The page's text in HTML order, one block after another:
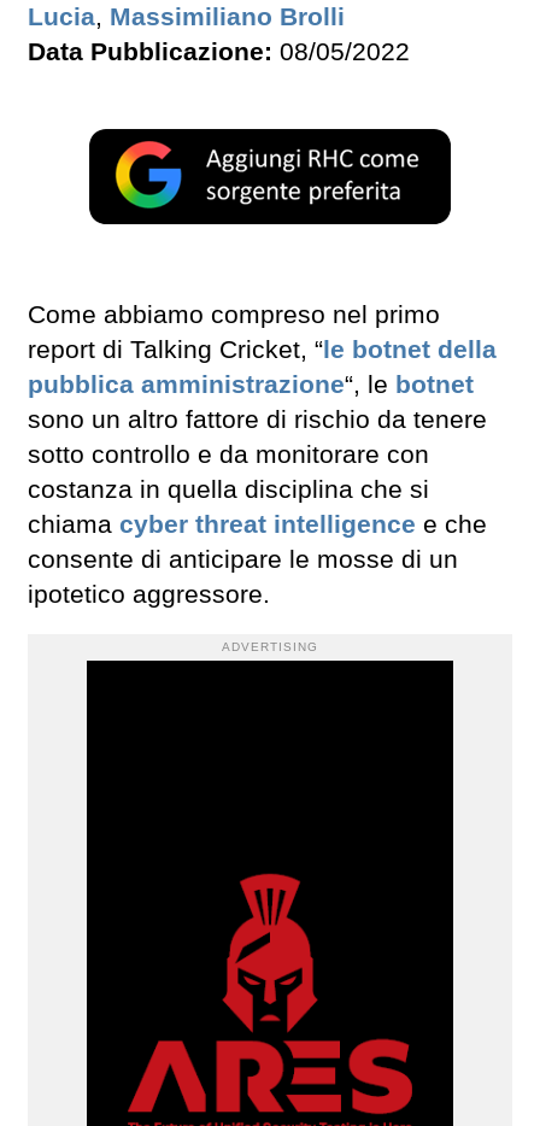
Lucia, Massimiliano Brolli
Data Pubblicazione: 08/05/2022
Come abbiamo compreso nel primo
report di Talking Cricket, “le botnet della
pubblica amministrazione“, le botnet
sono un altro fattore di rischio da tenere
sotto controllo e da monitorare con
costanza in quella disciplina che si
chiama cyber threat intelligence e che
consente di anticipare le mosse di un
ipotetico aggressore.
ADVERTISING